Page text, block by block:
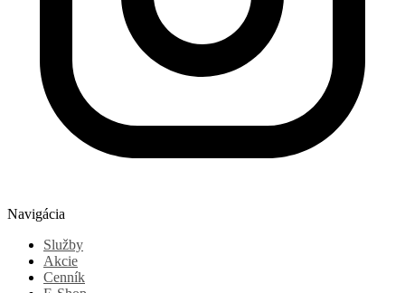
Navigácia
Služby
Akcie
Cenník